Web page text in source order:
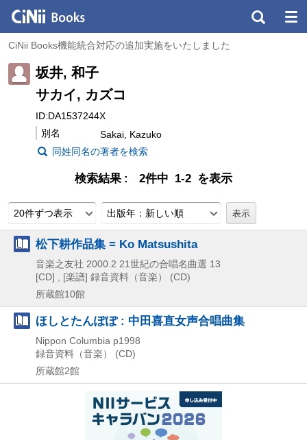
CiNii Books機能統合対応の追加実施をいたしました
坂井, 和子
サカイ, カズコ
ID:DA1537244X
別名
Sakai, Kazuko
同姓同名の著者を検索
検索結果 2件中 1-2 を表示
20件ずつ表示 出版年：新しい順
松下耕作品集 = Ko Matsushita
音楽之友社 2000.2 21世紀の合唱名曲選 13
[CD] , [楽譜] 録音資料（音楽） (CD)
所蔵館10館
ほしとたんぽぽ : 中田喜直女声合唱曲集
Nippon Columbia p1998
録音資料（音楽） (CD)
所蔵館2館